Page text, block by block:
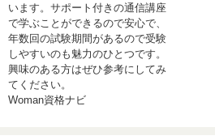
います。サポート付きの通信講座
で学ぶことができるので安心で、
年数回の試験期間があるので受験
しやすいのも魅力のひとつです。
興味のある方はぜひ参考にしてみ
てください。
Woman資格ナビ